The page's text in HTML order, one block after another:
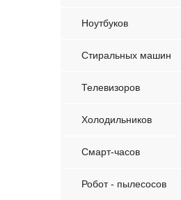
Ноутбуков
Стиральных машин
Телевизоров
Холодильников
Смарт-часов
Робот - пылесосов